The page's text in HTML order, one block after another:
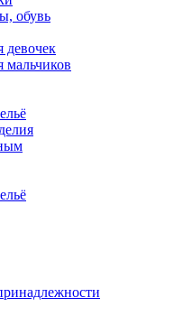
обувь
девочек
мальчиков